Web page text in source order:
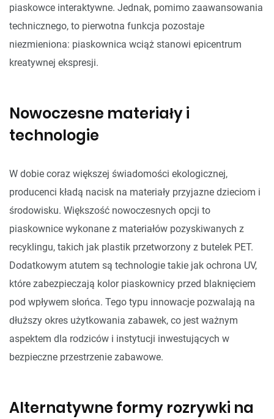
piaskowce interaktywne. Jednak, pomimo zaawansowania
technicznego, to pierwotna funkcja pozostaje
niezmieniona: piaskownica wciąż stanowi epicentrum
kreatywnej ekspresji.
Nowoczesne materiały i
technologie
W dobie coraz większej świadomości ekologicznej,
producenci kładą nacisk na materiały przyjazne dzieciom i
środowisku. Większość nowoczesnych opcji to
piaskownice wykonane z materiałów pozyskiwanych z
recyklingu, takich jak plastik przetworzony z butelek PET.
Dodatkowym atutem są technologie takie jak ochrona UV,
które zabezpieczają kolor piaskownicy przed blaknięciem
pod wpływem słońca. Tego typu innowacje pozwalają na
dłuższy okres użytkowania zabawek, co jest ważnym
aspektem dla rodziców i instytucji inwestujących w
bezpieczne przestrzenie zabawowe.
Alternatywne formy rozrywki na